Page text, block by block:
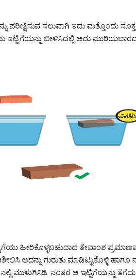
ಪರೀಕ್ಷಿಸುವ ಸಲುವಾಗಿ ಇದು ಮತ್ತೊಂದು
ಇಟ್ಟಿಗೆಯನ್ನು ಬೀಳಿಸಿದಲ್ಲಿ ಅದು
ಹೀರಿಕೊಳ್ಳಬಹುದಾದ ತೇವಾಂಶ
ಅದನ್ನು ಗುರುತು ಮಾಡಿಟ್ಟುಕೊಳ್ಳಿ
ಮುಳುಗಿಸಿಡಿ. ನಂತರ ಆ ಇಟ್ಟಿಗೆಯನ್ನು